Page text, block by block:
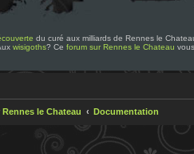
du curé aux milliards de Rennes le
wisigoths? Ce forum sur Rennes le Chateau
le Chateau Documentation